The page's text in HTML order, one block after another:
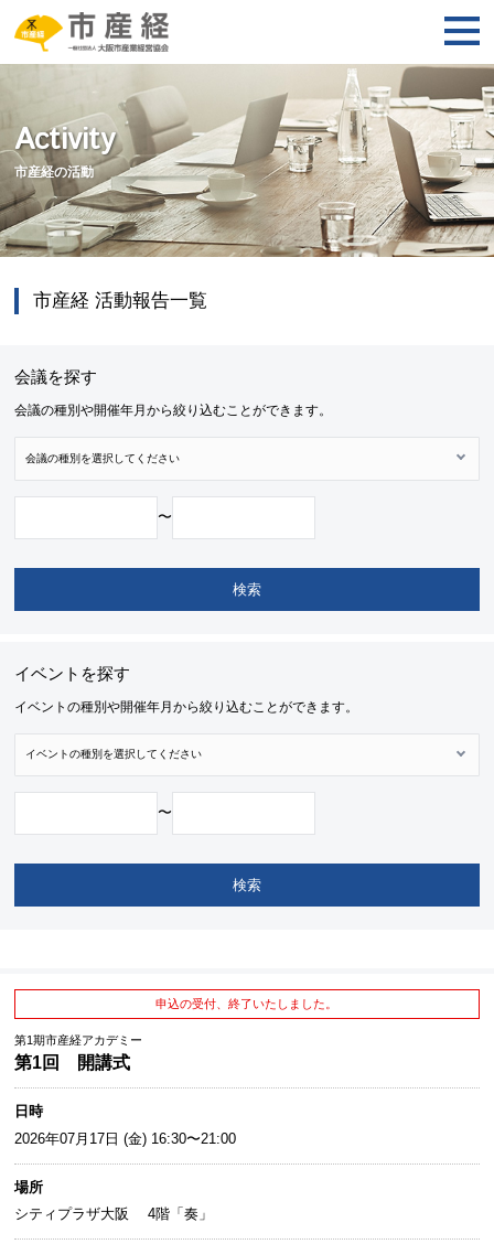
Activity
市産経の活動
市産経 活動報告一覧
会議を探す
会議の種別や開催年月から絞り込むことができます。
〜
イベントを探す
イベントの種別や開催年月から絞り込むことができます。
〜
申込の受付、終了いたしました。
第1期市産経アカデミー
第1回 開講式
日時
2026年07月17日 (金) 16:30〜21:00
場所
シティプラザ大阪 4階「奏」